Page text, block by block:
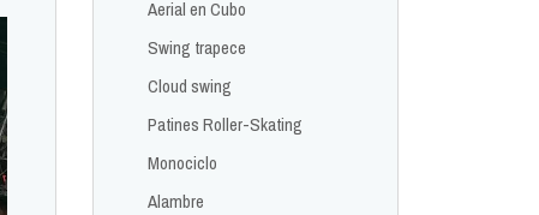
Aerial en Cubo
Swing trapece
Cloud swing
Patines Roller-Skating
Monociclo
Alambre